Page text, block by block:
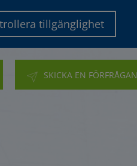
tillgänglighet
SKICKA EN FÖRFRÅGAN